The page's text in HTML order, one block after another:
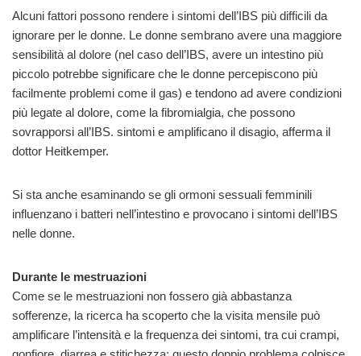
Alcuni fattori possono rendere i sintomi dell’IBS più difficili da
ignorare per le donne. Le donne sembrano avere una maggiore
sensibilità al dolore (nel caso dell’IBS, avere un intestino più
piccolo potrebbe significare che le donne percepiscono più
facilmente problemi come il gas) e tendono ad avere condizioni
più legate al dolore, come la fibromialgia, che possono
sovrapporsi all’IBS. sintomi e amplificano il disagio, afferma il
dottor Heitkemper.
Si sta anche esaminando se gli ormoni sessuali femminili
influenzano i batteri nell’intestino e provocano i sintomi dell’IBS
nelle donne.
Durante le mestruazioni
Come se le mestruazioni non fossero già abbastanza
sofferenze, la ricerca ha scoperto che la visita mensile può
amplificare l’intensità e la frequenza dei sintomi, tra cui crampi,